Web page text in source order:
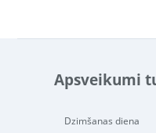
Apsveikumi
Dzimšanas diena